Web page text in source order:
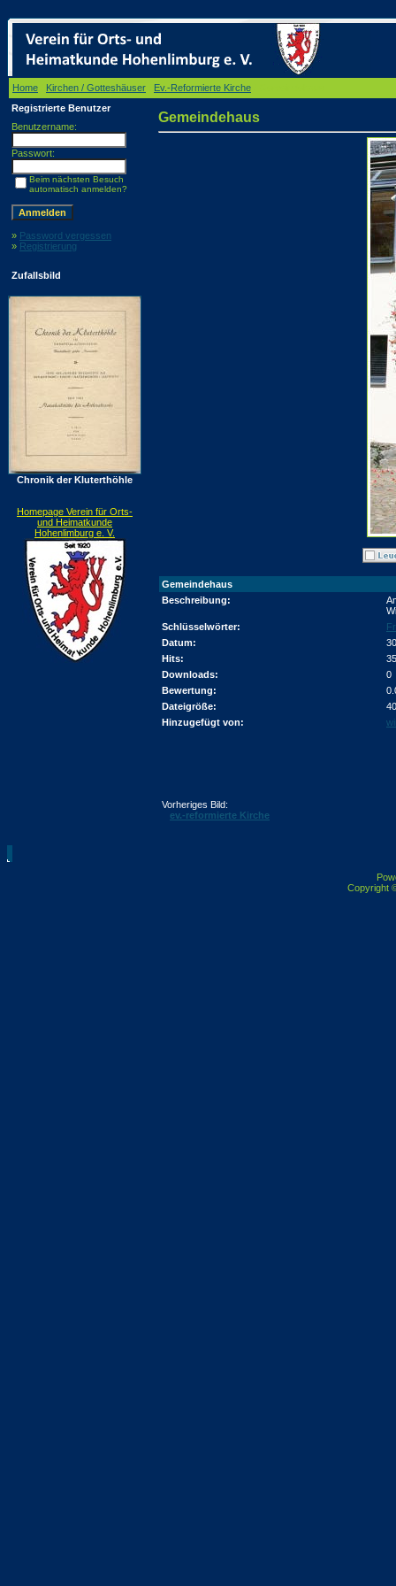
Home Kirchen / Gotteshäuser Ev.-Reformierte Kirche
Registrierte Benutzer
Benutzername:
Passwort:
Beim nächsten Besuch
automatisch anmelden?
» Password vergessen
» Registrierung
Zufallsbild
Chronik der Kluterthöhle
Homepage Verein für Orts-
und Heimatkunde
Hohenlimburg e. V.
Gemeindehaus
Gemeindehaus
Beschreibung:
Schlüsselwörter:
Datum:
Hits:
Downloads:
0
Bewertung:
Dateigröße:
Hinzugefügt von:
Vorheriges Bild:
ev.-reformierte Kirche
Copyright